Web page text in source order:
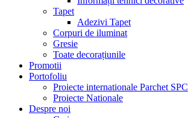
Tapet
Adezivi Tapet
Corpuri de iluminat
Gresie
Toate decorațiunile
Promotii
Portofoliu
Proiecte internationale Parchet SPC
Proiecte Nationale
Despre noi